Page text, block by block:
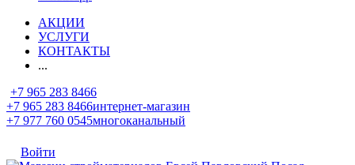
АКЦИИ
УСЛУГИ
КОНТАКТЫ
...
+7 965 283 8466
+7 965 283 8466интернет-магазин
+7 977 760 0545многоканальный
Войти